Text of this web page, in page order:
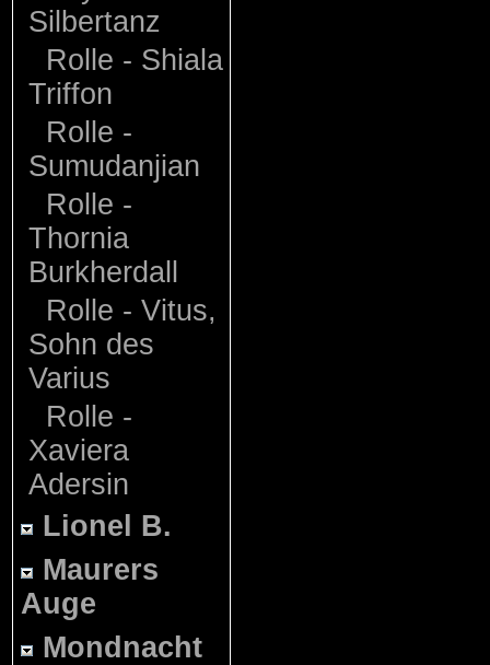
Silbertanz
Rolle - Shiala
Triffon
Rolle -
Sumudanjian
Rolle -
Thornia
Burkherdall
Rolle - Vitus,
Sohn des
Varius
Rolle -
Xaviera
Adersin
Lionel B.
Maurers
Auge
Mondnacht